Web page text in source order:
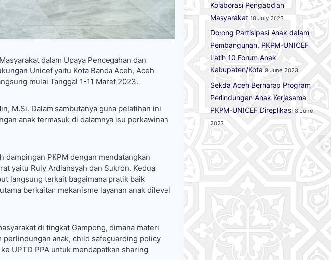
dalam Upaya Pencegahan dan
Unicef yaitu Kota Banda Aceh, Aceh
mulai Tanggal 1-11 Maret 2023.
M.Si. Dalam sambutanya guna pelatihan ini
anak termasuk di dalamnya isu perkawinan
dampingan PKPM dengan mendatangkan
yaitu Ruly Ardiansyah dan Sukron. Kedua
langsung terkait bagaimana pratik baik
berkaitan mekanisme layanan anak dilevel
di tingkat Gampong, dimana materi
anak, child safeguarding policy
UPTD PPA untuk mendapatkan sharing
Kolaborasi Pengabdian
Masyarakat 18 July 2023
Dorong Partisipasi Anak dalam
Pembangunan, PKPM-UNICEF
Latih 10 Forum Anak
Kabupaten/Kota 9 June 2023
Sekda Aceh Berharap Program
Perlindungan Anak Kerjasama
PKPM-UNICEF Direplikasi 8 June
2023